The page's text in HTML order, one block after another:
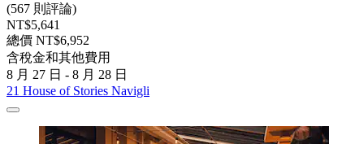
(567 則評論)
NT$5,641
總價 NT$6,952
含稅金和其他費用
8 月 27 日 - 8 月 28 日
21 House of Stories Navigli